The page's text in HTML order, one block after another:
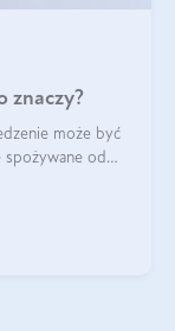
znaczy?
może być
spożywane od